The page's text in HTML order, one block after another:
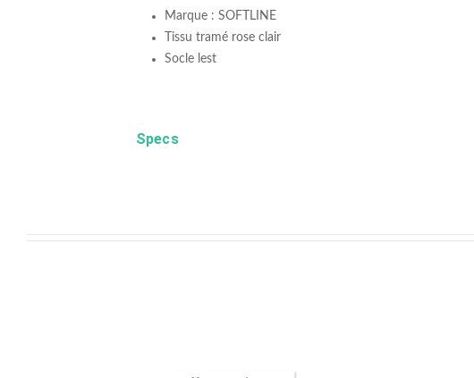
Marque : SOFTLINE
Tissu tramé rose clair
Socle lest
Specs